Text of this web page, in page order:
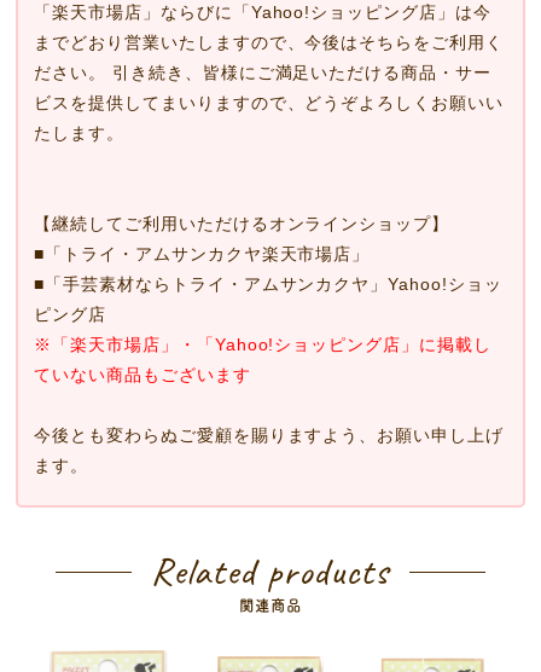
「楽天市場店」ならびに「Yahoo!ショッピング店」は今
までどおり営業いたしますので、今後はそちらをご利用く
ださい。 引き続き、皆様にご満足いただける商品・サー
ビスを提供してまいりますので、どうぞよろしくお願いい
たします。
【継続してご利用いただけるオンラインショップ】
■ 「トライ・アムサンカクヤ楽天市場店」
■ 「手芸素材ならトライ・アムサンカクヤ」Yahoo!ショッ
ピング店
※「楽天市場店」・「Yahoo!ショッピング店」に掲載し
ていない商品もございます
今後とも変わらぬご愛顧を賜りますよう、お願い申し上げ
ます。
Related products
関連商品